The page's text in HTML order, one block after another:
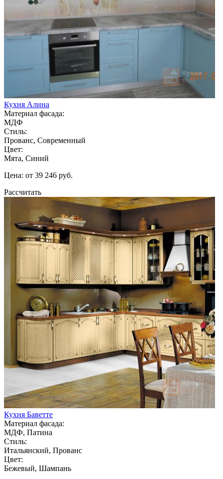
Кухня Алина
Материал фасада:
МДФ
Стиль:
Прованс, Современный
Цвет:
Мята, Синий
Цена: от 39 246 руб.
Рассчитать
Кухня Баветте
Материал фасада:
МДФ, Патина
Стиль:
Итальянский, Прованс
Цвет:
Бежевый, Шампань